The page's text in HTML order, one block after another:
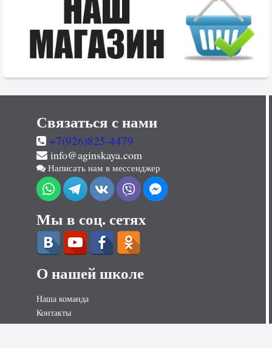
Связаться с нами
+7(926)825-4479
info@aginskaya.com
Написать нам в мессенджер
Мы в соц. сетях
О нашей школе
Наша команда
Контакты
Контакты для СМИ